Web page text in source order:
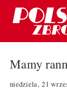
Mamy
niedziela, 21